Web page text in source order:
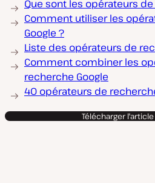
Que sont les opérateurs
Comment utiliser les
Google ?
Liste des opérateurs de
Comment combiner les
recherche Google
40 opérateurs de
Télécharger l'article